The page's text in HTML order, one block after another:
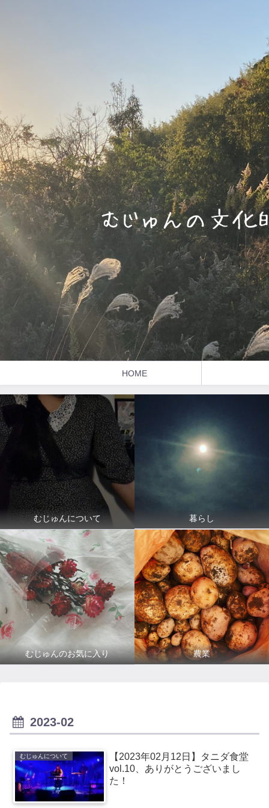
HOME
むじゅんについて 暮らし
むじゅんのお気に入り 農業
2023-02
むじゅんについて
【2023年02月12日】タニダ食堂
vol.10、ありがとうございまし
た！